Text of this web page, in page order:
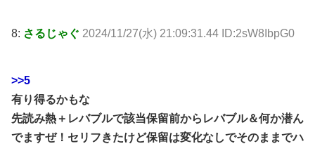
8: さるじゃぐ 2024/11/27(水) 21:09:31.44 ID:2sW8IbpG0
>>5
有り得るかもな
先読み熱＋レバブルで該当保留前からレバブル＆何か潜ん
でますぜ！セリフきたけど保留は変化なしでそのままでハ